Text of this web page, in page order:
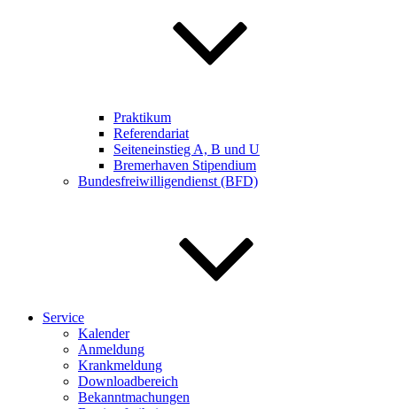
Praktikum
Referendariat
Seiteneinstieg A, B und U
Bremerhaven Stipendium
Bundesfreiwilligendienst (BFD)
Service
Kalender
Anmeldung
Krankmeldung
Downloadbereich
Bekanntmachungen